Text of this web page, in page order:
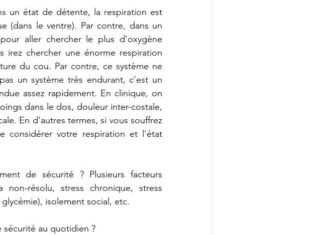
un état de détente, la respiration est
(dans le ventre). Par contre, dans un
aller chercher le plus d'oxygène
irez chercher une énorme respiration
du cou. Par contre, ce système ne
un système très endurant, c’est un
assez rapidement. En clinique, on
dans le dos, douleur inter-costale,
En d'autres termes, si vous souffrez
considérer votre respiration et l'état
de sécurité ? Plusieurs facteurs
résolu, stress chronique, stress
isolement social, etc.
sécurité au quotidien ?